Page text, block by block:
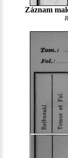
Záznam